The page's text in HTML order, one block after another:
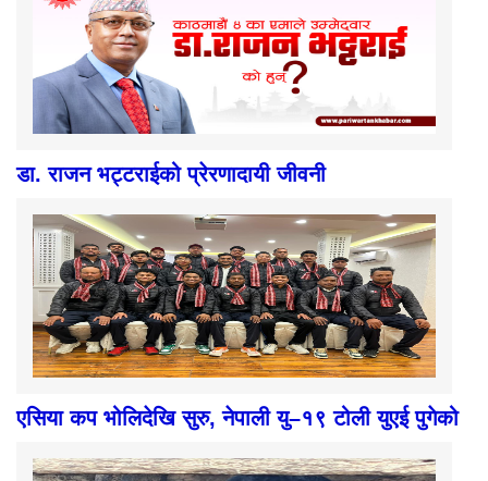
डा. राजन भट्टराईको प्रेरणादायी जीवनी
एसिया कप भोलिदेखि सुरु, नेपाली यु–१९ टोली युएई पुगेको